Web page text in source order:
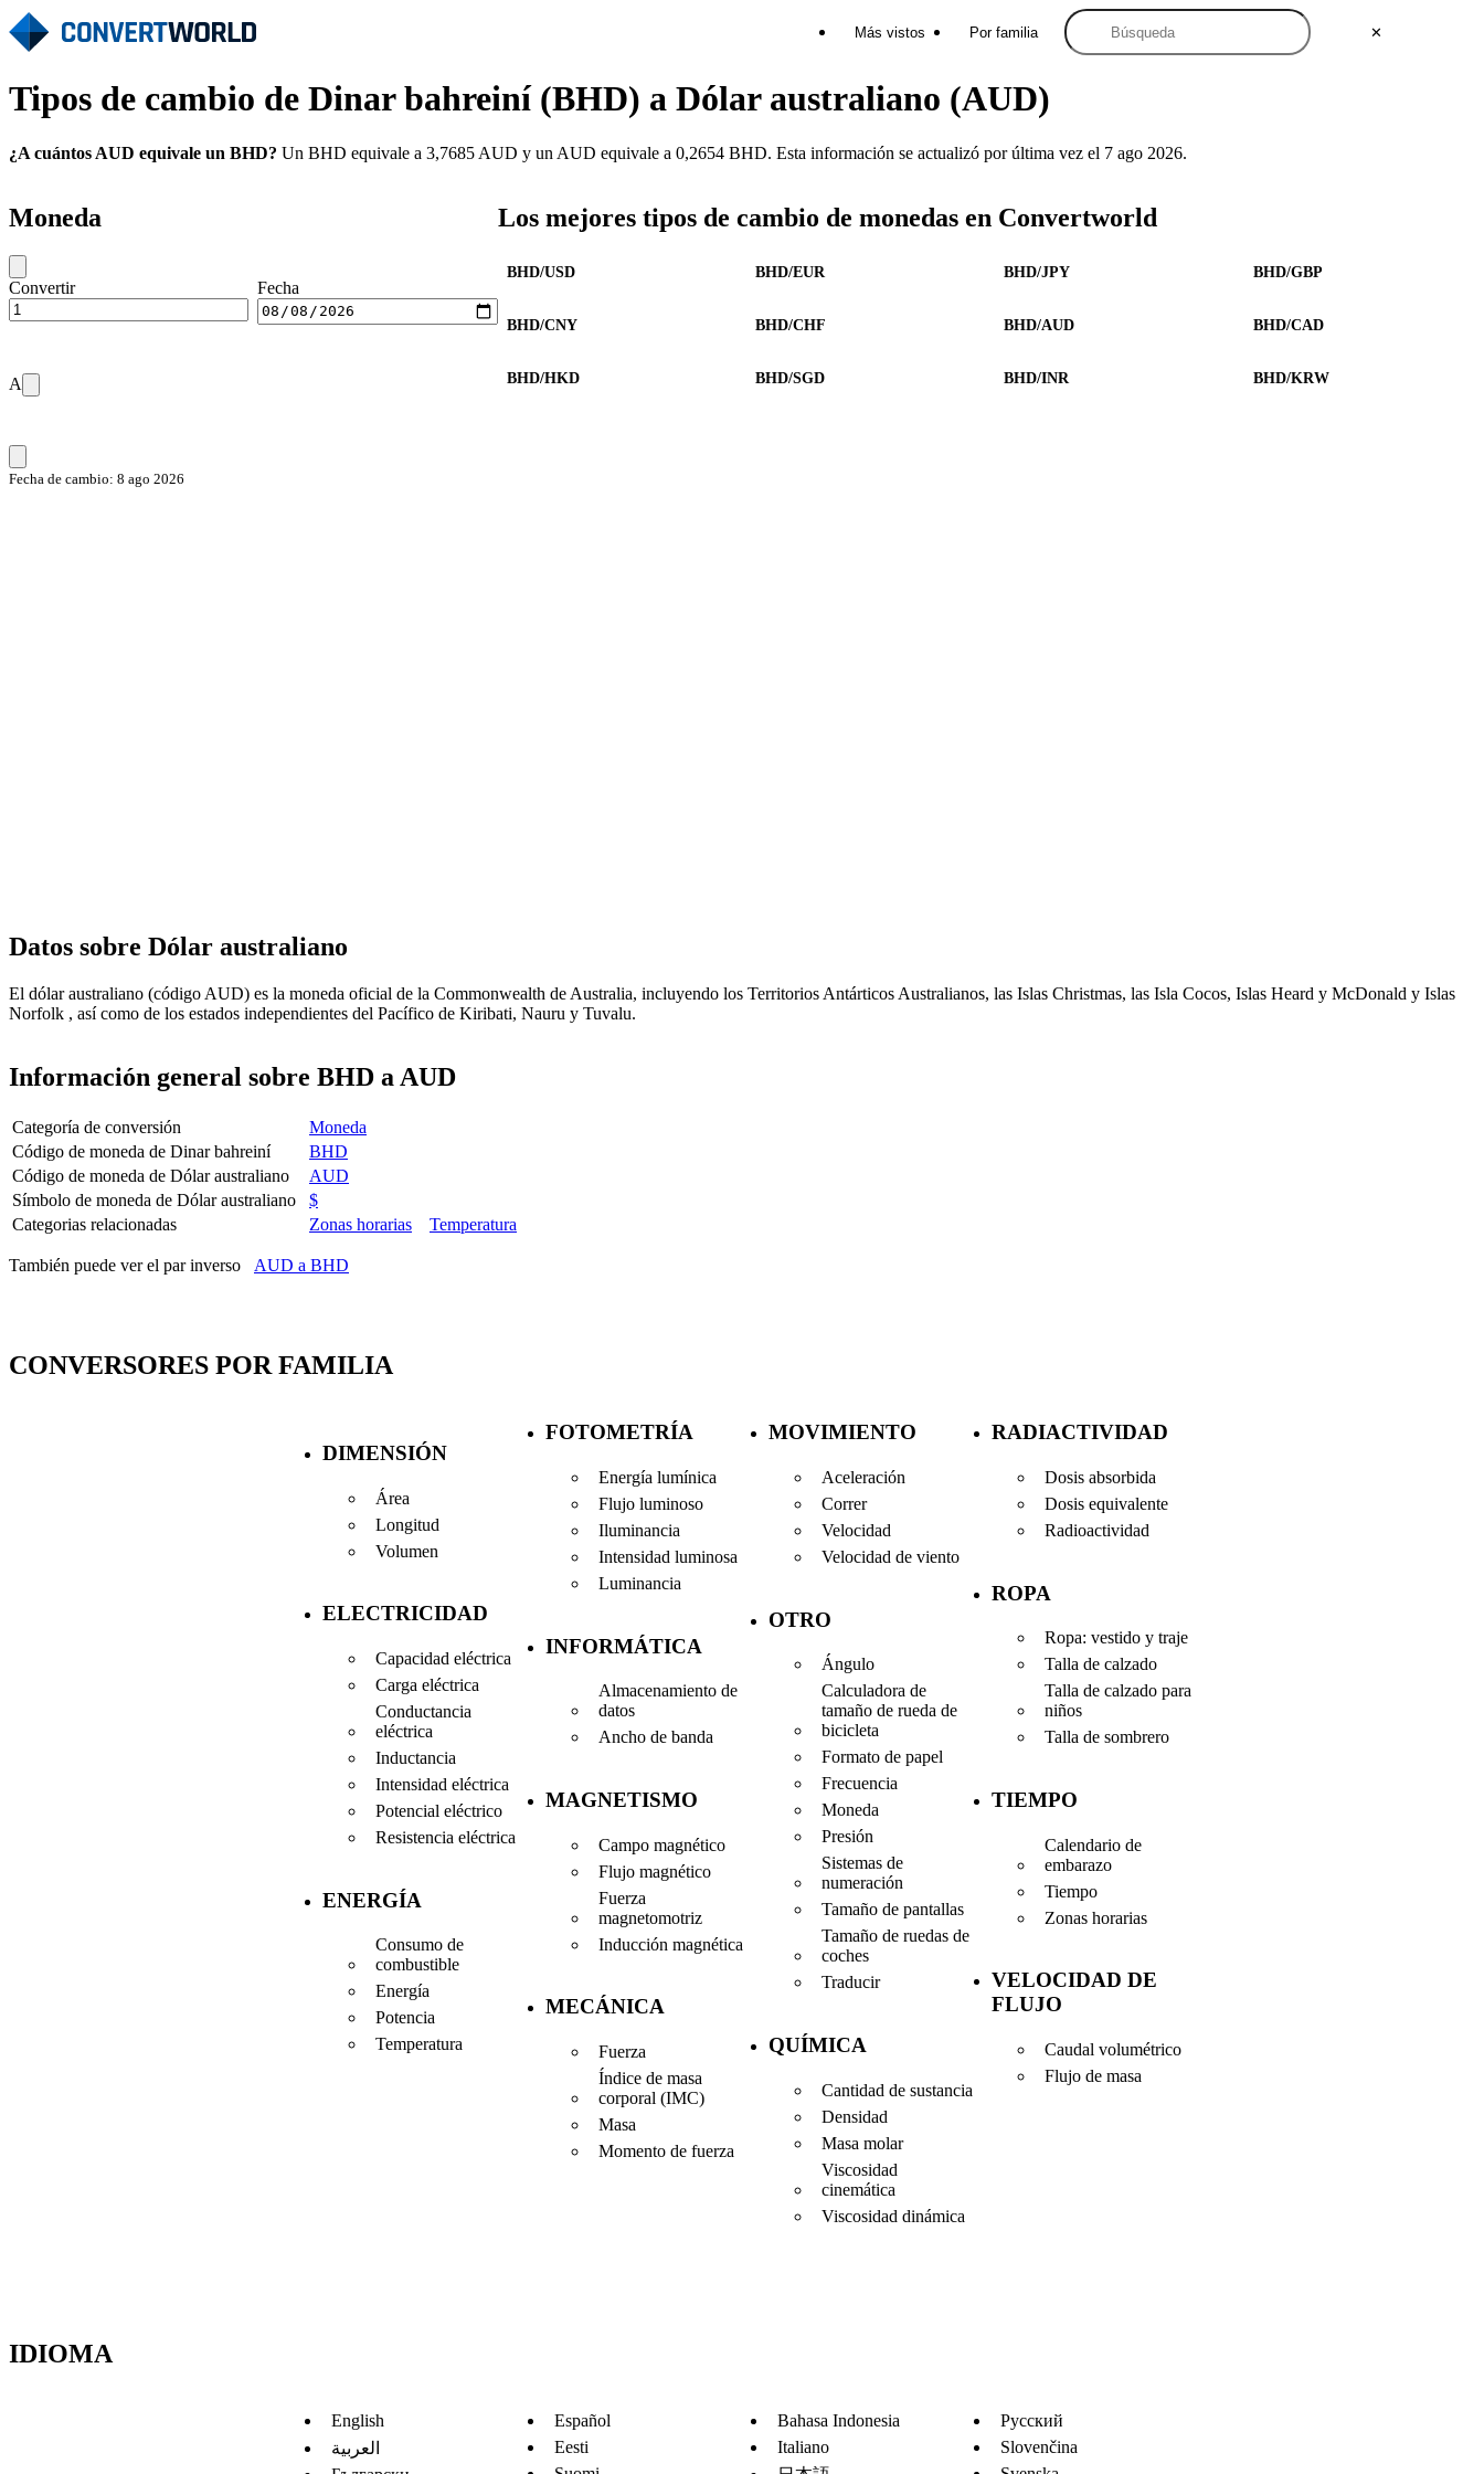
✕
Más vistos Por familia
Tipos de cambio de Dinar bahreiní (BHD) a Dólar australiano (AUD)
¿A cuántos AUD equivale un BHD? Un BHD equivale a 3,7685 AUD y un AUD equivale a 0,2654 BHD. Esta información se actualizó por última vez el 7 ago 2026.
Moneda
Convertir Fecha
A
Fecha de cambio: 8 ago 2026
Los mejores tipos de cambio de monedas en Convertworld
BHD/USD BHD/EUR BHD/JPY BHD/GBP
BHD/CNY BHD/CHF BHD/AUD BHD/CAD
BHD/HKD BHD/SGD BHD/INR BHD/KRW
Datos sobre Dólar australiano
El dólar australiano (código AUD) es la moneda oficial de la Commonwealth de Australia, incluyendo los Territorios Antárticos Australianos, las Islas Christmas, las Isla Cocos, Islas Heard y McDonald y Islas
Norfolk , así como de los estados independientes del Pacífico de Kiribati, Nauru y Tuvalu.
Información general sobre BHD a AUD
Categoría de conversión
Moneda
Código de moneda de Dinar bahreiní
BHD
Código de moneda de Dólar australiano
AUD
Símbolo de moneda de Dólar australiano
$
Categorias relacionadas
Zonas horarias Temperatura
También puede ver el par inverso AUD a BHD
CONVERSORES POR FAMILIA
DIMENSIÓN
Área
Longitud
Volumen
ELECTRICIDAD
Capacidad eléctrica
Carga eléctrica
Conductancia
eléctrica
Inductancia
Intensidad eléctrica
Potencial eléctrico
Resistencia eléctrica
ENERGÍA
Consumo de
combustible
Energía
Potencia
Temperatura
FOTOMETRÍA
Energía lumínica
Flujo luminoso
Iluminancia
Intensidad luminosa
Luminancia
INFORMÁTICA
Almacenamiento de
datos
Ancho de banda
MAGNETISMO
Campo magnético
Flujo magnético
Fuerza
magnetomotriz
Inducción magnética
MECÁNICA
Fuerza
Índice de masa
corporal (IMC)
Masa
Momento de fuerza
MOVIMIENTO
Aceleración
Correr
Velocidad
Velocidad de viento
OTRO
Ángulo
Calculadora de
tamaño de rueda de
bicicleta
Formato de papel
Frecuencia
Moneda
Presión
Sistemas de
numeración
Tamaño de pantallas
Tamaño de ruedas de
coches
Traducir
QUÍMICA
Cantidad de sustancia
Densidad
Masa molar
Viscosidad
cinemática
Viscosidad dinámica
RADIACTIVIDAD
Dosis absorbida
Dosis equivalente
Radioactividad
ROPA
Ropa: vestido y traje
Talla de calzado
Talla de calzado para
niños
Talla de sombrero
TIEMPO
Calendario de
embarazo
Tiempo
Zonas horarias
VELOCIDAD DE
FLUJO
Caudal volumétrico
Flujo de masa
IDIOMA
English
العربية
Español
Eesti
Bahasa Indonesia
Italiano
Русский
Slovenčina